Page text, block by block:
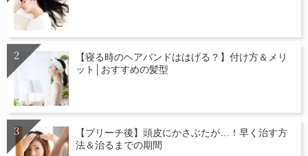
【寝る時のヘアバンドははげる？】付け方＆メリ
ット│おすすめの髪型
【ブリーチ後】頭皮にかさぶたが…！早く治す方
法＆治るまでの期間